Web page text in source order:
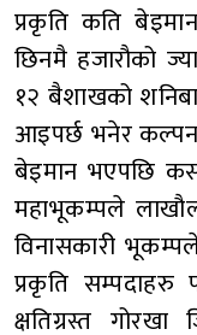
प्रकृति कति
छिनमै हजारौको
१२ बैशाखको
आइपर्छ भनेर
बेइमान भएपछि
महाभूकम्पले
विनासकारी
प्रकृति
क्षतिग्रस्त